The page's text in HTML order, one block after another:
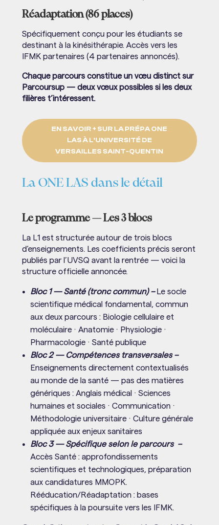
Réadaptation (86 places)
Spécifiquement conçu pour les étudiants se
destinant à la kinésithérapie. Accès vers les
IFMK partenaires (4 partenaires annoncés).
Chaque parcours constitue un vœu distinct sur
Parcoursup — deux vœux possibles si les deux
filières t’intéressent.
EN SAVOIR + SUR LA PRÉPA ONE
LAS À L'UNIVERSITÉ DE
VERSAILLES SAINT-QUENTIN
La ONE LAS dans le détail
Le programme — Les 3 blocs
La L1 est structurée autour de trois blocs
d’enseignements. Les coefficients précis seront
publiés par l’UVSQ avant la rentrée — voici la
structure officielle annoncée.
Bloc 1 — Santé (tronc commun) – Le socle
scientifique médical fondamental, commun
aux deux parcours : Biologie cellulaire et
moléculaire · Anatomie · Physiologie ·
Pharmacologie · Santé publique
Bloc 2 — Compétences transversales –
Enseignements directement contextualisés
au monde de la santé — pas des matières
génériques : Anglais médical · Sciences
humaines et sociales · Communication ·
Méthodologie universitaire · Culture générale
appliquée aux enjeux sanitaires
Bloc 3 — Spécifique selon le parcours –
Accès Santé : approfondissements
scientifiques et technologiques, préparation
aux candidatures MMOPK.
Rééducation/Réadaptation : bases
spécifiques à la poursuite vers les IFMK.